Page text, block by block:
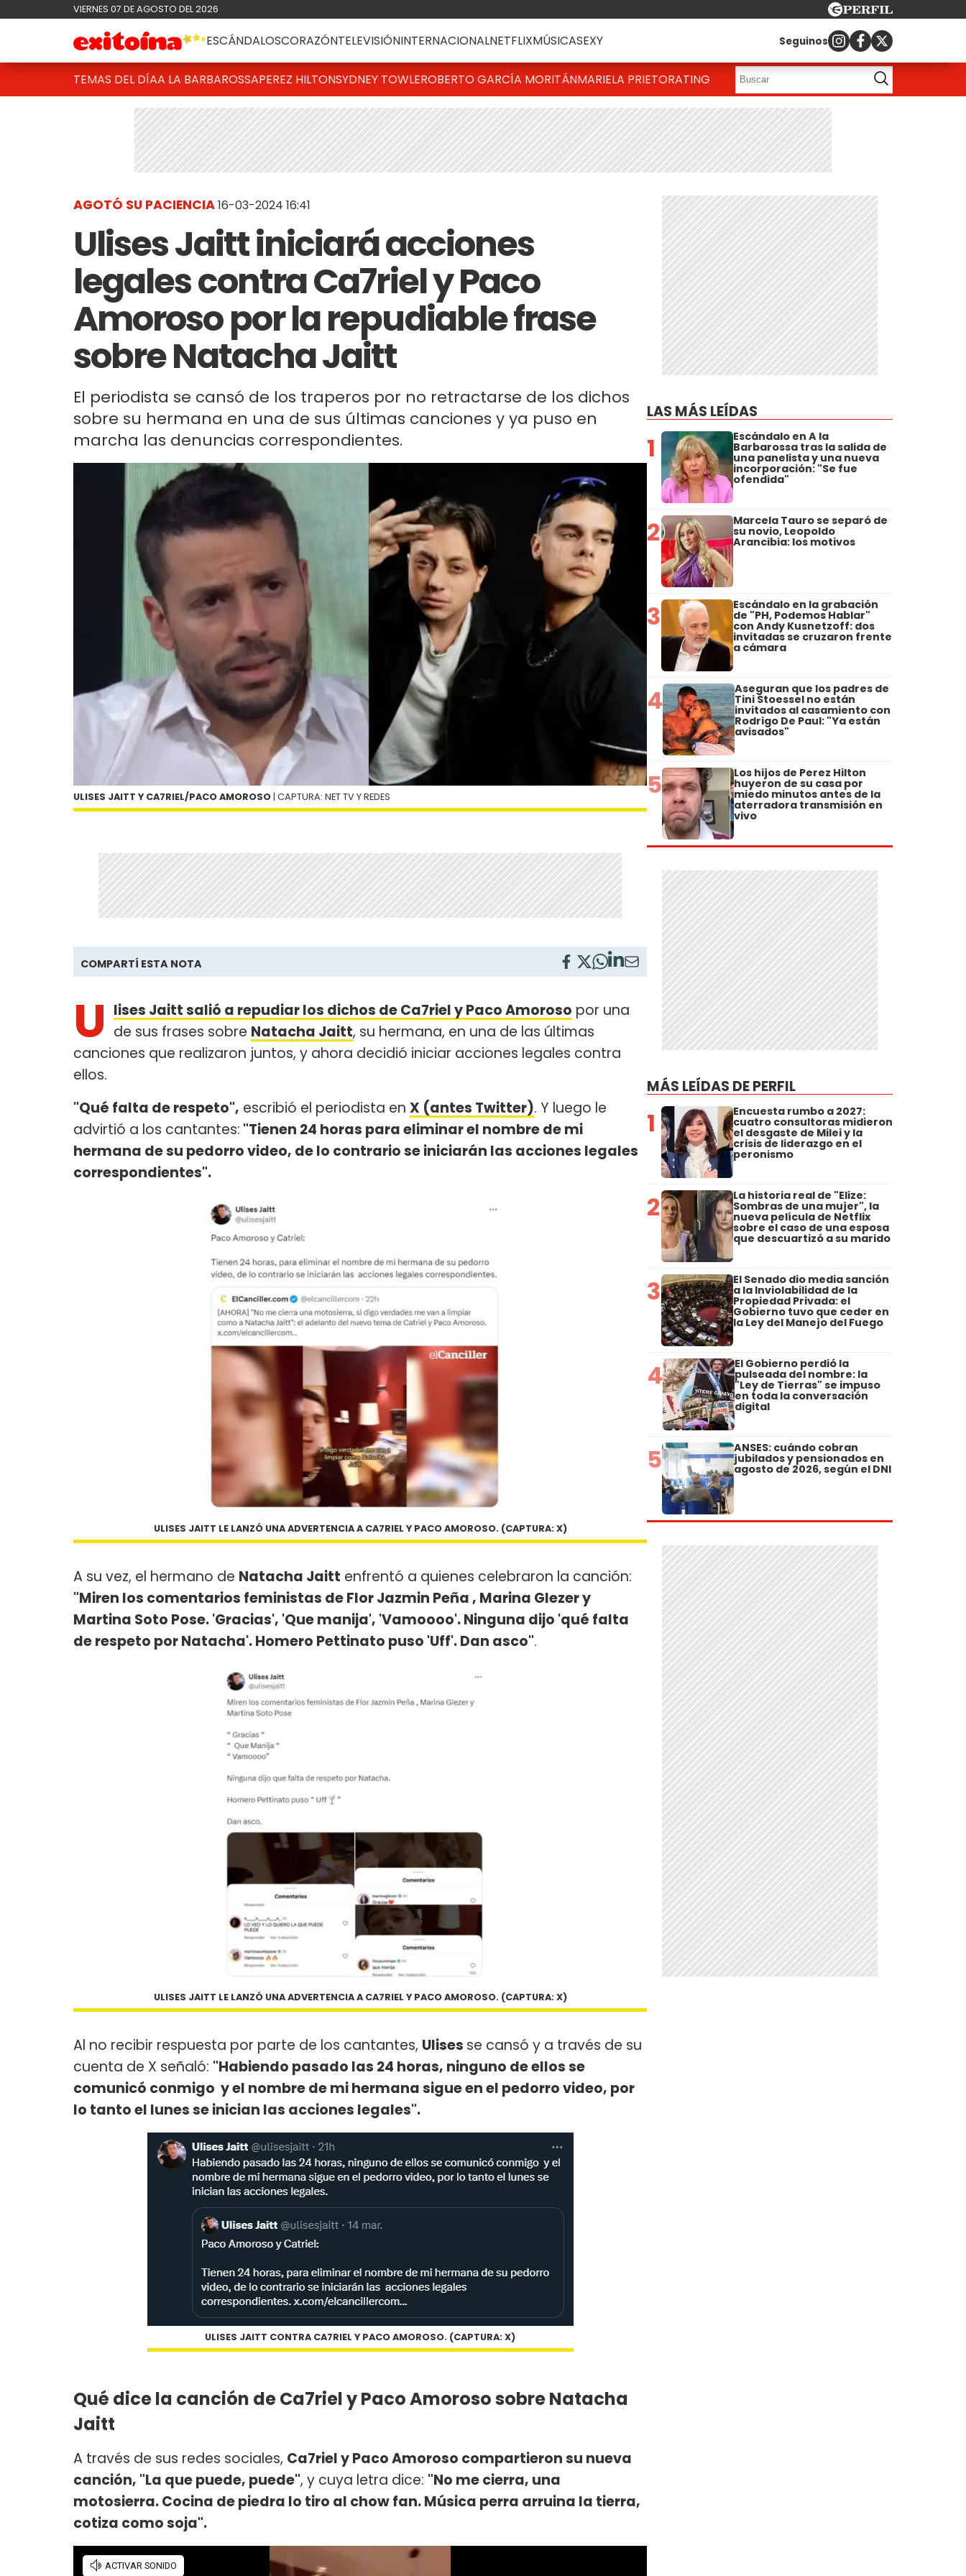
VIERNES 07 DE AGOSTO DEL 2026
ESCÁNDALOSCORAZÓNTELEVISIÓNINTERNACIONALNETFLIXMÚSICASEXY Seguinos
TEMAS DEL DÍAA LA BARBAROSSAPEREZ HILTONSYDNEY TOWLEROBERTO GARCÍA MORITÁNMARIELA PRIETORATING
AGOTÓ SU PACIENCIA16-03-2024 16:41
Ulises Jaitt iniciará acciones
legales contra Ca7riel y Paco
Amoroso por la repudiable frase
sobre Natacha Jaitt
El periodista se cansó de los traperos por no retractarse de los dichos
sobre su hermana en una de sus últimas canciones y ya puso en
marcha las denuncias correspondientes.
ULISES JAITT Y CA7RIEL/PACO AMOROSO | CAPTURA: NET TV Y REDES
COMPARTÍ ESTA NOTA
U lises Jaitt salió a repudiar los dichos de Ca7riel y Paco Amoroso por una
de sus frases sobre Natacha Jaitt, su hermana, en una de las últimas
canciones que realizaron juntos, y ahora decidió iniciar acciones legales contra
ellos.
"Qué falta de respeto", escribió el periodista en X (antes Twitter). Y luego le
advirtió a los cantantes: "Tienen 24 horas para eliminar el nombre de mi
hermana de su pedorro video, de lo contrario se iniciarán las acciones legales
correspondientes".
ULISES JAITT LE LANZÓ UNA ADVERTENCIA A CA7RIEL Y PACO AMOROSO. (CAPTURA: X)
A su vez, el hermano de Natacha Jaitt enfrentó a quienes celebraron la canción:
"Miren los comentarios feministas de Flor Jazmin Peña , Marina Glezer y
Martina Soto Pose. 'Gracias', 'Que manija', 'Vamoooo'. Ninguna dijo 'qué falta
de respeto por Natacha'. Homero Pettinato puso 'Uff'. Dan asco".
ULISES JAITT LE LANZÓ UNA ADVERTENCIA A CA7RIEL Y PACO AMOROSO. (CAPTURA: X)
Al no recibir respuesta por parte de los cantantes, Ulises se cansó y a través de su
cuenta de X señaló: "Habiendo pasado las 24 horas, ninguno de ellos se
comunicó conmigo y el nombre de mi hermana sigue en el pedorro video, por
lo tanto el lunes se inician las acciones legales".
ULISES JAITT CONTRA CA7RIEL Y PACO AMOROSO. (CAPTURA: X)
Qué dice la canción de Ca7riel y Paco Amoroso sobre Natacha
Jaitt
A través de sus redes sociales, Ca7riel y Paco Amoroso compartieron su nueva
canción, "La que puede, puede", y cuya letra dice: "No me cierra, una
motosierra. Cocina de piedra lo tiro al chow fan. Música perra arruina la tierra,
cotiza como soja".
LAS MÁS LEÍDAS
1 Escándalo en A la
Barbarossa tras la salida de
una panelista y una nueva
incorporación: "Se fue
ofendida"
2 Marcela Tauro se separó de
su novio, Leopoldo
Arancibia: los motivos
3 Escándalo en la grabación
de "PH, Podemos Hablar"
con Andy Kusnetzoff: dos
invitadas se cruzaron frente
a cámara
4 Aseguran que los padres de
Tini Stoessel no están
invitados al casamiento con
Rodrigo De Paul: "Ya están
avisados"
5 Los hijos de Perez Hilton
huyeron de su casa por
miedo minutos antes de la
aterradora transmisión en
vivo
MÁS LEÍDAS DE PERFIL
1 Encuesta rumbo a 2027:
cuatro consultoras midieron
el desgaste de Milei y la
crisis de liderazgo en el
peronismo
2 La historia real de "Elize:
Sombras de una mujer", la
nueva película de Netflix
sobre el caso de una esposa
que descuartizó a su marido
3 El Senado dio media sanción
a la Inviolabilidad de la
Propiedad Privada: el
Gobierno tuvo que ceder en
la Ley del Manejo del Fuego
4 El Gobierno perdió la
pulseada del nombre: la
"Ley de Tierras" se impuso
en toda la conversación
digital
5 ANSES: cuándo cobran
jubilados y pensionados en
agosto de 2026, según el DNI